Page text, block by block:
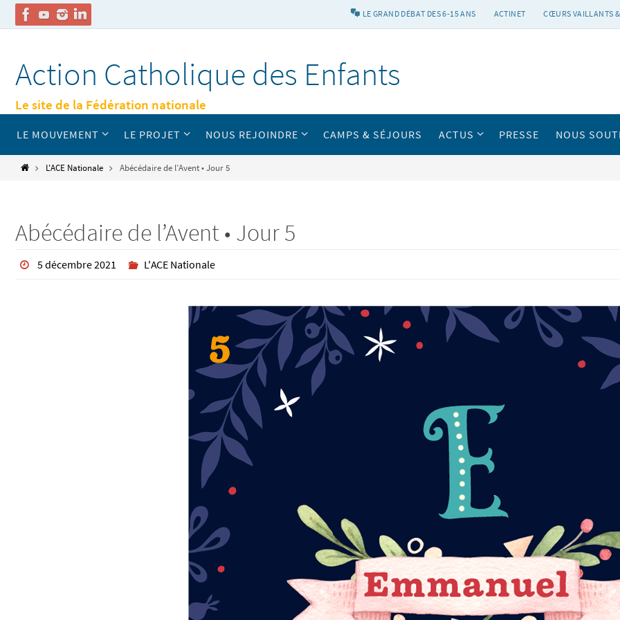
contenu
LE GRAND DÉBAT DES 6-15 ANS ACTINET CŒURS VAILLANTS
Action Catholique des Enfants
Le site de la Fédération nationale
contenu
LE MOUVEMENT LE PROJET NOUS REJOINDRE CAMPS & SÉJOURS ACTUS PRESSE NOUS
HomeL'ACE Nationale Abécédaire de l’Avent • Jour 5
Abécédaire de l’Avent • Jour 5
5 décembre 2021 L'ACE Nationale